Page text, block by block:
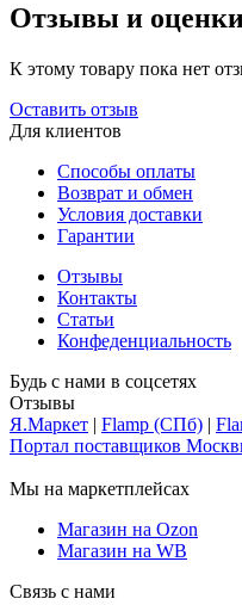
Отзывы и
К этому товару пока нет
Оставить отзыв
Для клиентов
Способы оплаты
Возврат и обмен
Условия доставки
Гарантии
Отзывы
Контакты
Статьи
Конфеденциальность
Будь с нами в соцсетях
Отзывы
Я.Маркет | Flamp (СПб) |
Портал поставщиков
Мы на маркетплейсах
Магазин на Ozon
Магазин на WB
Связь с нами